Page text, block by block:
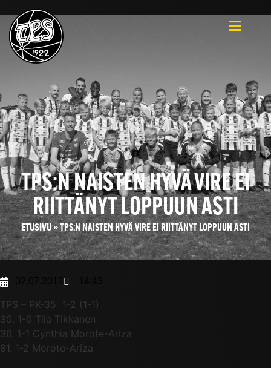
TPS:N NAISTEN HYVÄ VIRE EI
RIITTÄNYT LOPPUUN ASTI
ETUSIVU»TPS:N NAISTEN HYVÄ VIRE EI RIITTÄNYT LOPPUUN ASTI
TPS – PK-35 1-2 (1-1)
30. 1-0 Tiia Tikkanen
36. 1-1 Cynthia Morote-Ariza
81. 1-2 Morote-Ariza